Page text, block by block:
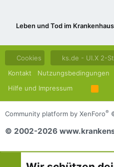
Leben und Tod im
Cookies ks.de - UI.X 2-
Kontakt
Nutzungsbedingungen
Hilfe und Impressum
R
S
S
Community platform by XenForo®
© 2002-2026